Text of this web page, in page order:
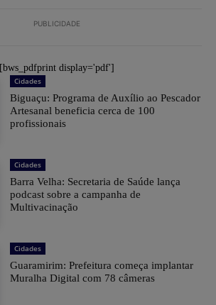
PUBLICIDADE
[bws_pdfprint display='pdf']
Cidades
Biguaçu: Programa de Auxílio ao Pescador
Artesanal beneficia cerca de 100
profissionais
Cidades
Barra Velha: Secretaria de Saúde lança
podcast sobre a campanha de
Multivacinação
Cidades
Guaramirim: Prefeitura começa implantar
Muralha Digital com 78 câmeras